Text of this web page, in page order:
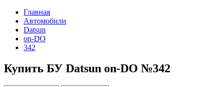
Главная
Автомобили
Datsun
on-DO
342
Купить БУ Datsun on-DO №342